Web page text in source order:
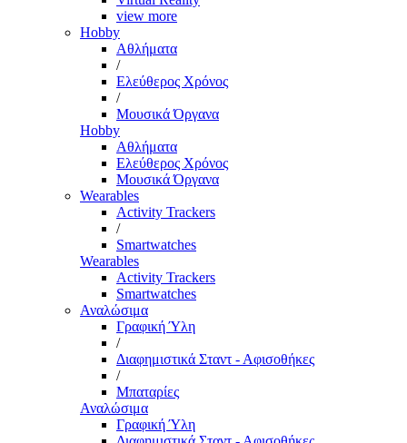
view more
Hobby
Αθλήματα
/
Ελεύθερος Χρόνος
/
Μουσικά Όργανα
Hobby
Αθλήματα
Ελεύθερος Χρόνος
Μουσικά Όργανα
Wearables
Activity Trackers
/
Smartwatches
Wearables
Activity Trackers
Smartwatches
Αναλώσιμα
Γραφική Ύλη
/
Διαφημιστικά Σταντ - Αφισοθήκες
/
Μπαταρίες
Αναλώσιμα
Γραφική Ύλη